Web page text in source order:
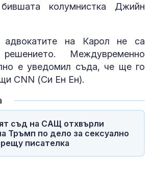
колумнистка Джийн
на Карол не са
решението. Междувременно
е уведомил съда, че ще го
CNN (Си Ен Ен).
съд на САЩ отхвърли
Тръмп по дело за сексуално
писателка